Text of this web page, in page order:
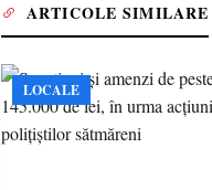
ARTICOLE SIMILARE
LOCALE